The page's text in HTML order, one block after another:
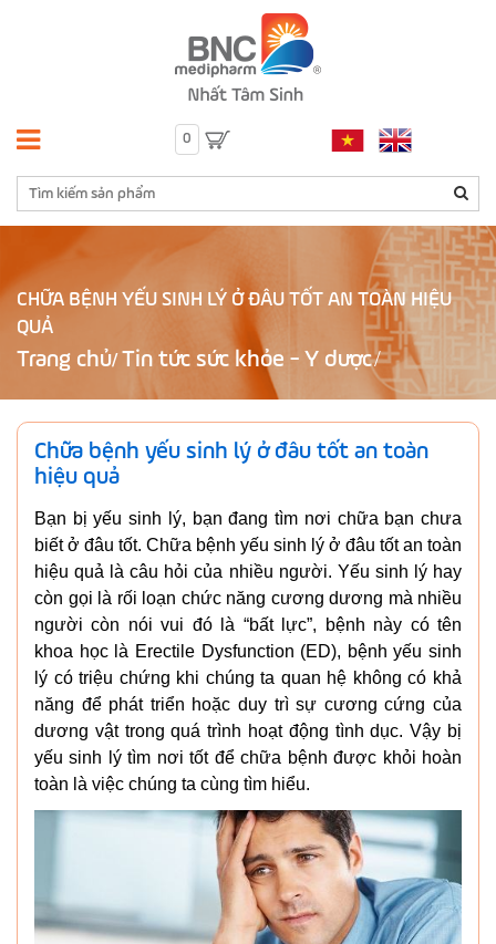
0
CHỮA BỆNH YẾU SINH LÝ Ở ĐÂU TỐT AN TOÀN HIỆU
QUẢ
Trang chủ/ Tin tức sức khỏe - Y dược
Chữa bệnh yếu sinh lý ở đâu tốt an toàn
hiệu quả
Bạn bị yếu sinh lý, bạn đang tìm nơi chữa bạn chưa
biết ở đâu tốt. Chữa bệnh yếu sinh lý ở đâu tốt an toàn
hiệu quả là câu hỏi của nhiều người. Yếu sinh lý hay
còn gọi là rối loạn chức năng cương dương mà nhiều
người còn nói vui đó là “bất lực”, bệnh này có tên
khoa học là Erectile Dysfunction (ED), bệnh yếu sinh
lý có triệu chứng khi chúng ta quan hệ không có khả
năng để phát triển hoặc duy trì sự cương cứng của
dương vật trong quá trình hoạt động tình dục. Vậy bị
yếu sinh lý tìm nơi tốt để chữa bệnh được khỏi hoàn
toàn là việc chúng ta cùng tìm hiểu.